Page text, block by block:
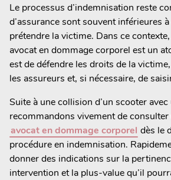
Le processus d’indemnisation reste
d’assurance sont souvent inférieures
prétendre la victime. Dans ce
avocat en dommage corporel est un
est de défendre les droits de la
les assureurs et, si nécessaire, de
Suite à une collision d’un scooter
recommandons vivement de consulter
avocat en dommage corporel dès le
procédure en indemnisation.
donner des indications sur la
intervention et la plus-value qu’il